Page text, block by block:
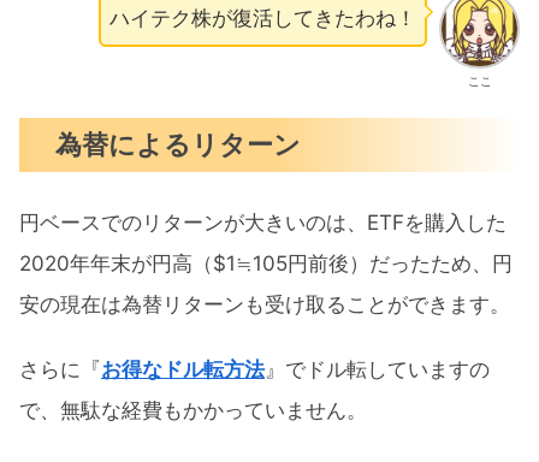
ここ
ハイテク株が復活してきたわね！
為替によるリターン
円ベースでのリターンが大きいのは、ETFを購入した
2020年年末が円高（$1≒105円前後）だったため、円
安の現在は為替リターンも受け取ることができます。
さらに『お得なドル転方法』でドル転していますの
で、無駄な経費もかかっていません。